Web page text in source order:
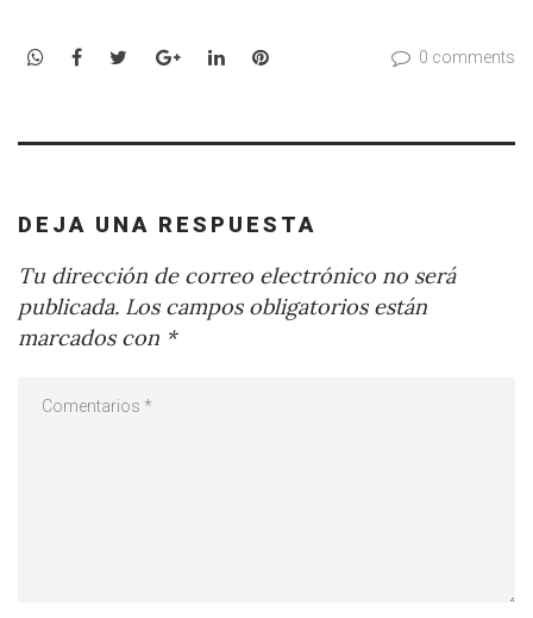
WhatsApp
Facebook
TwitterGoogle+LinkedInPinterest 0 comments
DEJA UNA RESPUESTA
Tu dirección de correo electrónico no será
publicada. Los campos obligatorios están
marcados con *